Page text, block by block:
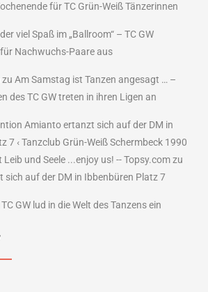
für TC Grün-Weiß Tänzerinnen
viel Spaß im „Ballroom“ – TC GW
Nachwuchs-Paare aus
zu Am Samstag ist Tanzen angesagt … –
des TC GW treten in ihren Ligen an
Amianto ertanzt sich auf der DM in
7 ‹ Tanzclub Grün-Weiß Schermbeck 1990
Leib und Seele ...enjoy us! -- Topsy.comzu
sich auf der DM in Ibbenbüren Platz 7
TC GW lud in die Welt des Tanzens ein